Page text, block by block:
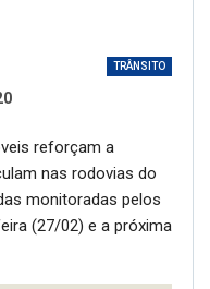
TRÂNSITO
reforçam a
nas rodovias do
monitoradas pelos
(27/02) e a próxima